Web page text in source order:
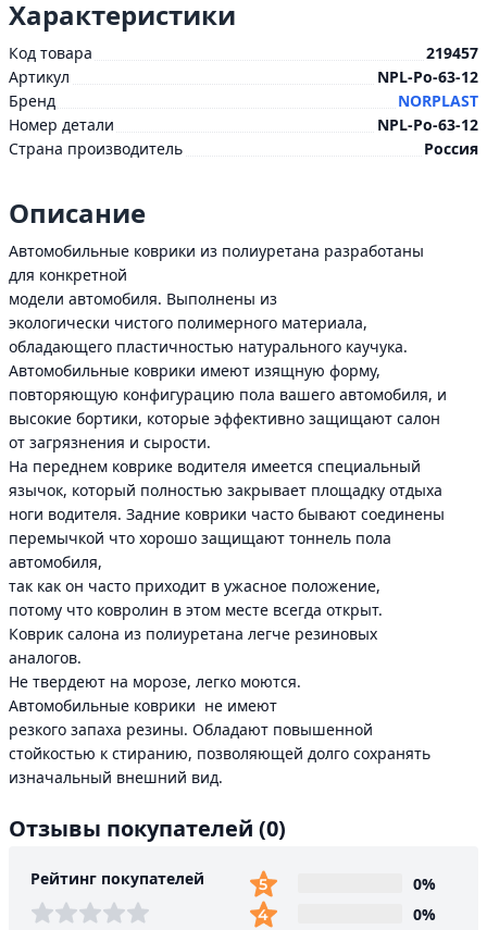
Характеристики
Код товара
219457
Артикул
NPL-Po-63-12
Бренд
NORPLAST
Номер детали
NPL-Po-63-12
Страна производитель
Россия
Описание
Автомобильные коврики из полиуретана разработаны
для конкретной
модели автомобиля. Выполнены из
экологически чистого полимерного материала,
обладающего пластичностью натурального каучука.
Автомобильные коврики имеют изящную форму,
повторяющую конфигурацию пола вашего автомобиля, и
высокие бортики, которые эффективно защищают салон
от загрязнения и сырости.
На переднем коврике водителя имеется специальный
язычок, который полностью закрывает площадку отдыха
ноги водителя. Задние коврики часто бывают соединены
перемычкой что хорошо защищают тоннель пола
автомобиля,
так как он часто приходит в ужасное положение,
потому что ковролин в этом месте всегда открыт.
Коврик салона из полиуретана легче резиновых
аналогов.
Не твердеют на морозе, легко моются.
Автомобильные коврики не имеют
резкого запаха резины. Обладают повышенной
стойкостью к стиранию, позволяющей долго сохранять
изначальный внешний вид.
Отзывы покупателей (0)
Рейтинг покупателей
0%
0%